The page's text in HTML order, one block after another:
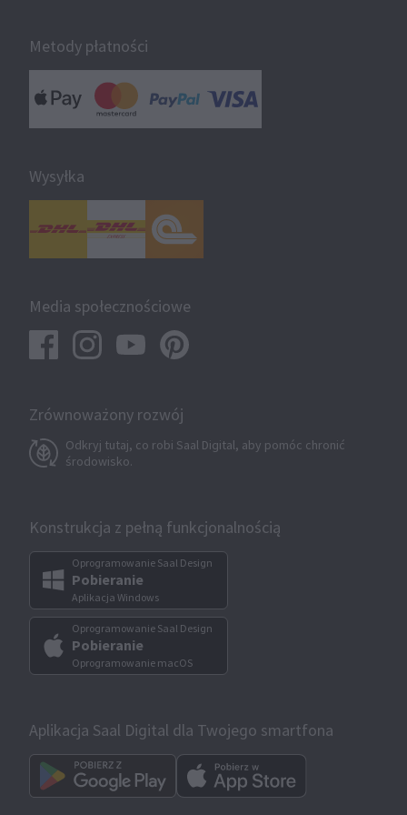
Metody płatności
Wysyłka
Media społecznościowe
Zrównoważony rozwój
Odkryj tutaj, co robi Saal Digital, aby pomóc chronić
środowisko.
Konstrukcja z pełną funkcjonalnością
Oprogramowanie Saal Design
Pobieranie
Aplikacja Windows
Oprogramowanie Saal Design
Pobieranie
Oprogramowanie macOS
Aplikacja Saal Digital dla Twojego smartfona